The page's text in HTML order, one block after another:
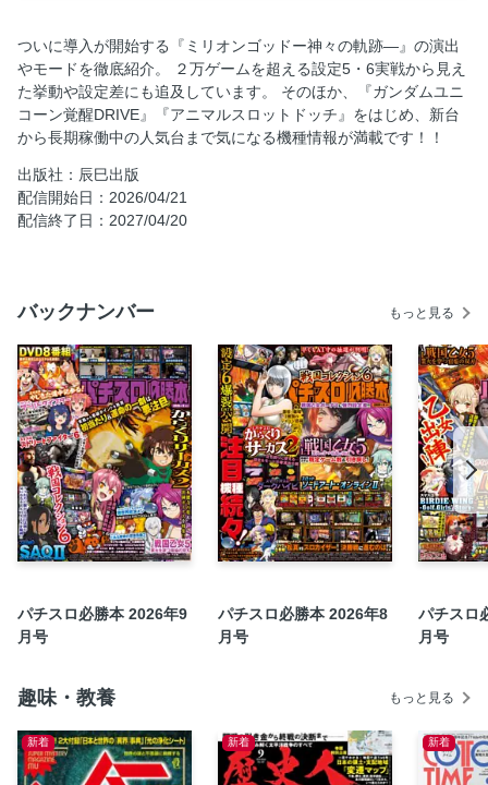
パチスロ機動戦士ガンダムユニコーン覚醒DRIVE
スマスロ甲鉄城のカバネリ海門決戦
真打 吉宗
スマスロヨルムンガンド
アクダマドライブ
L虚構推理
異世界カルテットBT
嵐のねぶり打ち
スロスポ
鉄火場のレキシコン
万枚復活計画見聞録
スマスロに壊された漢
クボンヌの看破のすゝめ
新NISAくん
こー爺さんの窓際スロ放談
三闘流
ブドウ狩り
設定師語録
マコトの華無し裏街道
ロックオン
ついに導入が開始する『ミリオンゴッドー神々の軌跡―』の演出
やモードを徹底紹介。 ２万ゲームを超える設定5・6実戦から見え
た挙動や設定差にも追及しています。 そのほか、『ガンダムユニ
コーン覚醒DRIVE』『アニマルスロットドッチ』をはじめ、新台
から長期稼働中の人気台まで気になる機種情報が満載です！！
出版社：辰巳出版
配信開始日：2026/04/21
配信終了日：2027/04/20
バックナンバー もっと見る
パチスロ必勝本 2026年9
月号
パチスロ必勝本 2026年8
月号
パチスロ
月号
趣味・教養 もっと見る
新着 新着 新着